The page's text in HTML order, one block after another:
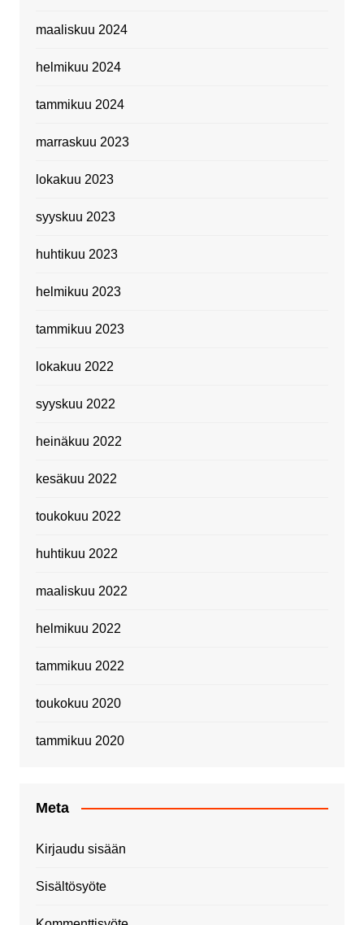
maaliskuu 2024
helmikuu 2024
tammikuu 2024
marraskuu 2023
lokakuu 2023
syyskuu 2023
huhtikuu 2023
helmikuu 2023
tammikuu 2023
lokakuu 2022
syyskuu 2022
heinäkuu 2022
kesäkuu 2022
toukokuu 2022
huhtikuu 2022
maaliskuu 2022
helmikuu 2022
tammikuu 2022
toukokuu 2020
tammikuu 2020
Meta
Kirjaudu sisään
Sisältösyöte